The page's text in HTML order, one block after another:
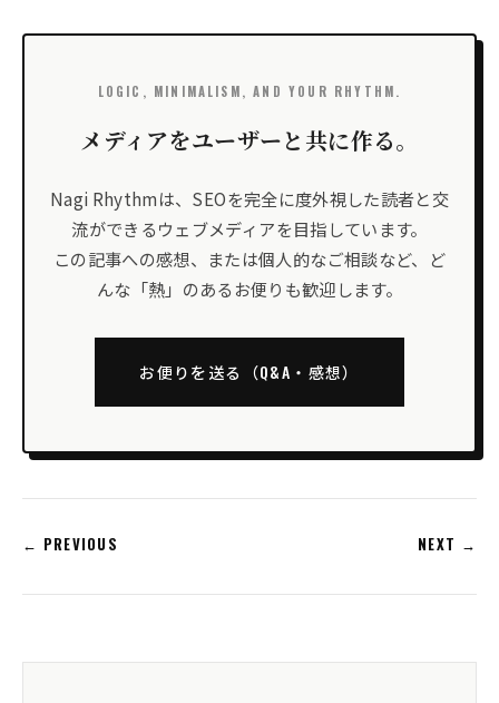
LOGIC, MINIMALISM, AND YOUR RHYTHM.
メディアをユーザーと共に作る。
Nagi Rhythmは、SEOを完全に度外視した読者と交
流ができるウェブメディアを目指しています。
この記事への感想、または個人的なご相談など、ど
んな「熱」のあるお便りも歓迎します。
お便りを送る（Q&A・感想）
← PREVIOUS NEXT →